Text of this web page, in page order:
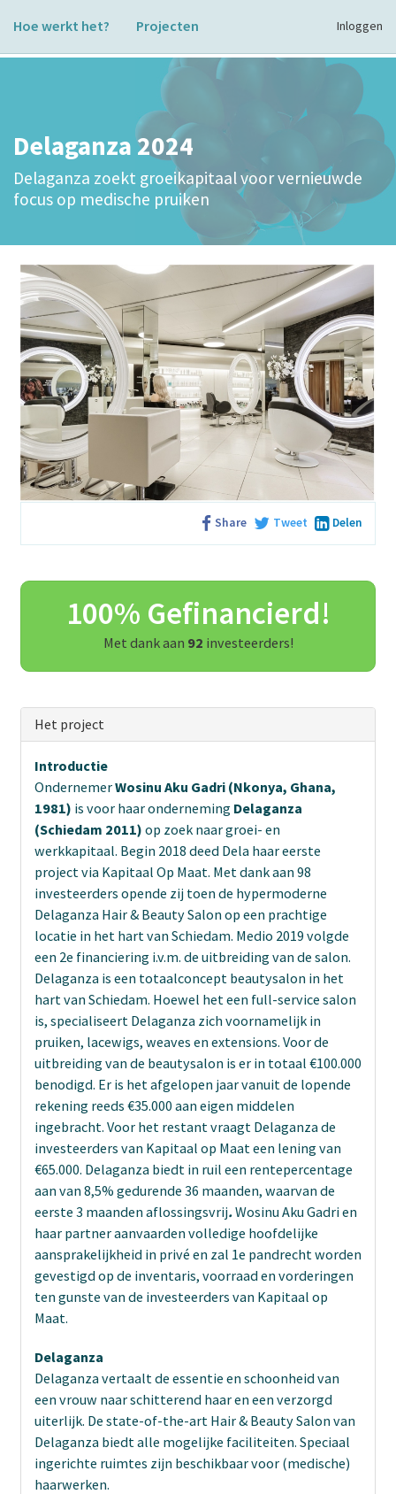
Hoe werkt het? Projecten Inloggen
Delaganza 2024
Delaganza zoekt groeikapitaal voor vernieuwde
focus op medische pruiken
Delen
Tweet
Share
100% Gefinancierd!
Met dank aan 92 investeerders!
Het project
Introductie
OndernemerWosinu Aku Gadri (Nkonya, Ghana,
1981) is voor haar onderneming Delaganza
(Schiedam 2011) op zoek naar groei- en
werkkapitaal. Begin 2018 deed Dela haar eerste
project via Kapitaal Op Maat. Met dank aan 98
investeerders opende zij toen de hypermoderne
Delaganza Hair & Beauty Salon op een prachtige
locatie in het hart van Schiedam. Medio 2019 volgde
een 2e financiering i.v.m. de uitbreiding van de salon.
Delaganza is een totaalconcept beautysalon in het
hart van Schiedam. Hoewel het een full-service salon
is, specialiseert Delaganza zich voornamelijk in
pruiken, lacewigs, weaves en extensions. Voor de
uitbreiding van de beautysalon is er in totaal €100.000
benodigd. Er is het afgelopen jaar vanuit de lopende
rekening reeds €35.000 aan eigen middelen
ingebracht. Voor het restant vraagt Delaganza de
investeerders van Kapitaal op Maat een lening van
€65.000. Delaganza biedt in ruil een rentepercentage
aan van 8,5% gedurende 36 maanden, waarvan de
eerste 3 maanden aflossingsvrij.Wosinu Aku Gadri en
haar partner aanvaarden volledige hoofdelijke
aansprakelijkheid in privé en zal 1e pandrecht worden
gevestigd op de inventaris, voorraad en vorderingen
ten gunste van de investeerders van Kapitaal op
Maat.
Delaganza
Delaganza vertaalt de essentie en schoonheid van
een vrouw naar schitterend haar en een verzorgd
uiterlijk. De state-of-the-art Hair & Beauty Salon van
Delaganza biedt alle mogelijke faciliteiten. Speciaal
ingerichte ruimtes zijn beschikbaar voor (medische)
haarwerken.